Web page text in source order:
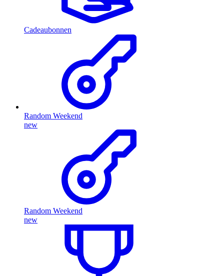
Cadeaubonnen
Random Weekend
new
Random Weekend
new